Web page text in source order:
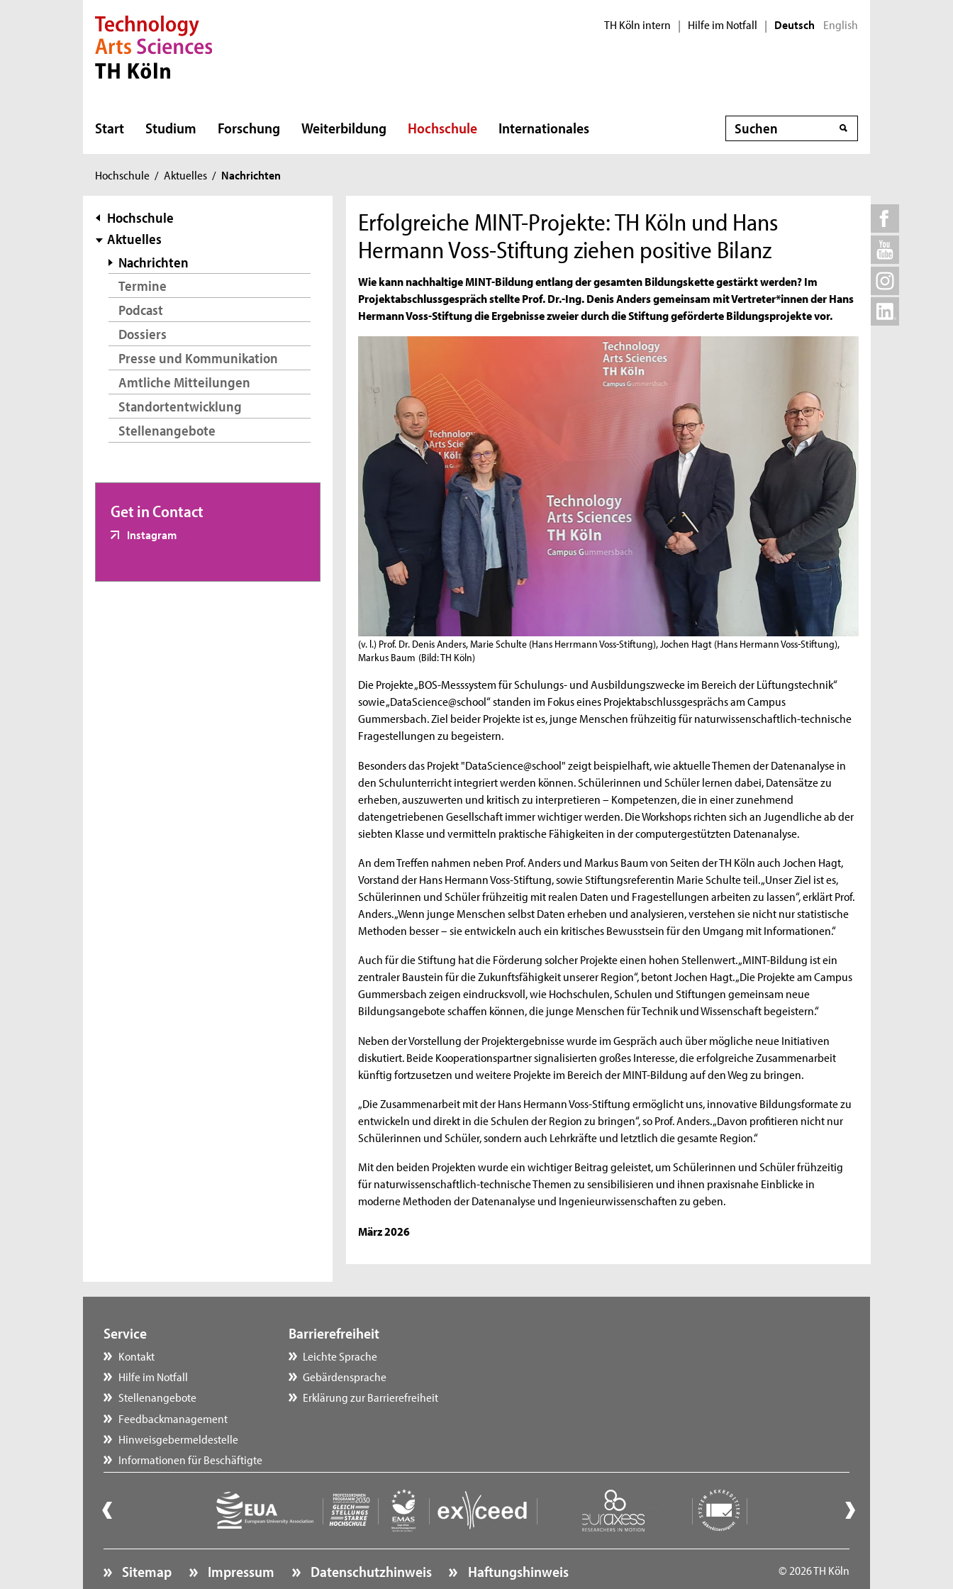
Direkt zur Hauptnavigation
Direkt zur Subnavigation
Direkt zum Inhalt
Direkt zum Fußbereich TH Köln intern | Hilfe im Notfall | Deutsch English
Start Studium Forschung Weiterbildung Hochschule Internationales Suche
Sie
hier:
Hochschule / Aktuelles / Nachrichten
Subnavigation
Hochschule
Aktuelles
Nachrichten
Termine
Podcast
Dossiers
Presse und Kommunikation
Amtliche Mitteilungen
Standortentwicklung
Stellenangebote
Get in Contact
Instagram
Erfolgreiche MINT-Projekte: TH Köln und Hans
Hermann Voss-Stiftung ziehen positive Bilanz
Wie kann nachhaltige MINT-Bildung entlang der gesamten Bildungskette gestärkt werden? Im
Projektabschlussgespräch stellte Prof. Dr.-Ing. Denis Anders gemeinsam mit Vertreter*innen der Hans
Hermann Voss-Stiftung die Ergebnisse zweier durch die Stiftung geförderte Bildungsprojekte vor.
(v. l.) Prof. Dr. Denis Anders, Marie Schulte (Hans Herrmann Voss-Stiftung), Jochen Hagt (Hans Hermann Voss-Stiftung),
Markus Baum (Bild: TH Köln)
Die Projekte „BOS-Messsystem für Schulungs- und Ausbildungszwecke im Bereich der Lüftungstechnik“
sowie „DataScience@school“ standen im Fokus eines Projektabschlussgesprächs am Campus
Gummersbach. Ziel beider Projekte ist es, junge Menschen frühzeitig für naturwissenschaftlich-technische
Fragestellungen zu begeistern.
Besonders das Projekt "DataScience@school" zeigt beispielhaft, wie aktuelle Themen der Datenanalyse in
den Schulunterricht integriert werden können. Schülerinnen und Schüler lernen dabei, Datensätze zu
erheben, auszuwerten und kritisch zu interpretieren – Kompetenzen, die in einer zunehmend
datengetriebenen Gesellschaft immer wichtiger werden. Die Workshops richten sich an Jugendliche ab der
siebten Klasse und vermitteln praktische Fähigkeiten in der computergestützten Datenanalyse.
An dem Treffen nahmen neben Prof. Anders und Markus Baum von Seiten der TH Köln auch Jochen Hagt,
Vorstand der Hans Hermann Voss-Stiftung, sowie Stiftungsreferentin Marie Schulte teil. „Unser Ziel ist es,
Schülerinnen und Schüler frühzeitig mit realen Daten und Fragestellungen arbeiten zu lassen“, erklärt Prof.
Anders. „Wenn junge Menschen selbst Daten erheben und analysieren, verstehen sie nicht nur statistische
Methoden besser – sie entwickeln auch ein kritisches Bewusstsein für den Umgang mit Informationen.“
Auch für die Stiftung hat die Förderung solcher Projekte einen hohen Stellenwert. „MINT-Bildung ist ein
zentraler Baustein für die Zukunftsfähigkeit unserer Region“, betont Jochen Hagt. „Die Projekte am Campus
Gummersbach zeigen eindrucksvoll, wie Hochschulen, Schulen und Stiftungen gemeinsam neue
Bildungsangebote schaffen können, die junge Menschen für Technik und Wissenschaft begeistern.“
Neben der Vorstellung der Projektergebnisse wurde im Gespräch auch über mögliche neue Initiativen
diskutiert. Beide Kooperationspartner signalisierten großes Interesse, die erfolgreiche Zusammenarbeit
künftig fortzusetzen und weitere Projekte im Bereich der MINT-Bildung auf den Weg zu bringen.
„Die Zusammenarbeit mit der Hans Hermann Voss-Stiftung ermöglicht uns, innovative Bildungsformate zu
entwickeln und direkt in die Schulen der Region zu bringen“, so Prof. Anders. „Davon profitieren nicht nur
Schülerinnen und Schüler, sondern auch Lehrkräfte und letztlich die gesamte Region.“
Mit den beiden Projekten wurde ein wichtiger Beitrag geleistet, um Schülerinnen und Schüler frühzeitig
für naturwissenschaftlich-technische Themen zu sensibilisieren und ihnen praxisnahe Einblicke in
moderne Methoden der Datenanalyse und Ingenieurwissenschaften zu geben.
März 2026
Service
Kontakt
Hilfe im Notfall
Stellenangebote
Feedbackmanagement
Hinweisgebermeldestelle
Informationen für Beschäftigte
Barrierefreiheit
Leichte Sprache
Gebärdensprache
Erklärung zur Barrierefreiheit
Sitemap Impressum Datenschutzhinweis Haftungshinweis © 2026 TH Köln